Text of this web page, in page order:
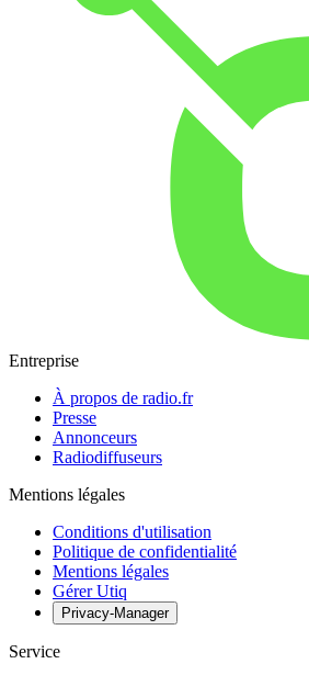
Entreprise
À propos de radio.fr
Presse
Annonceurs
Radiodiffuseurs
Mentions légales
Conditions d'utilisation
Politique de confidentialité
Mentions légales
Gérer Utiq
Privacy-Manager
Service